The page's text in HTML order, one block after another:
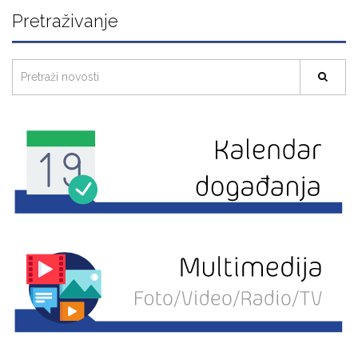
Pretraživanje